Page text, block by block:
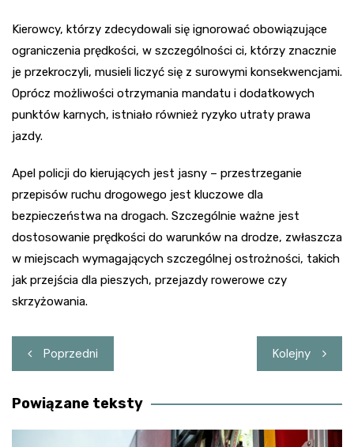
Kierowcy, którzy zdecydowali się ignorować obowiązujące
ograniczenia prędkości, w szczególności ci, którzy znacznie
je przekroczyli, musieli liczyć się z surowymi konsekwencjami.
Oprócz możliwości otrzymania mandatu i dodatkowych
punktów karnych, istniało również ryzyko utraty prawa
jazdy.
Apel policji do kierujących jest jasny – przestrzeganie
przepisów ruchu drogowego jest kluczowe dla
bezpieczeństwa na drogach. Szczególnie ważne jest
dostosowanie prędkości do warunków na drodze, zwłaszcza
w miejscach wymagających szczególnej ostrożności, takich
jak przejścia dla pieszych, przejazdy rowerowe czy
skrzyżowania.
Nawigacja
wpisu
Poprzedni Kolejny
Powiązane teksty